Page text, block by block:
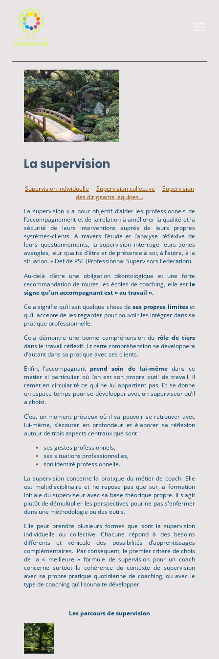
La supervision
Supervision individuelle Supervision collective
Supervision
des dirigeants, équipes...
La supervision « a pour objectif d’aider les professionnels de
l’accompagnement et de la relation à améliorer la qualité et la
sécurité de leurs interventions auprès de leurs propres
systèmes-clients. A travers l’étude et l’analyse réflexive de
leurs questionnements, la supervision interroge leurs zones
aveugles, leur qualité d’être et de présence à soi, à l’autre, à la
situation. » Def de PSF (Professionnal Supervisors Federation).
Au-delà d’être une obligation déontologique et une forte
recommandation de toutes les écoles de coaching, elle est le
signe qu’un accompagnant est« au travail ».
Cela signifie qu’il sait quelque chose deses propres limiteset
qu’il accepte de les regarder pour pouvoir les intégrer dans sa
pratique professionnelle.
Cela démontre une bonne compréhension du rôle de tiers
dans le travail réflexif. Et cette compréhension se développera
d’autant dans sa pratique avec ses clients.
Enfin, l’accompagnant prend soin de lui-mêmedans ce
métier si particulier où l’on est son propre outil de travail. Il
remet en circularité ce qui ne lui appartient pas. Et se donne
un espace-temps pour se développer avec un superviseur qu’il
a choisi.
C’est un moment précieux où il va pouvoir se retrouver avec
lui-même, s’écouter en profondeur et élaborer sa réflexion
autour de trois aspects centraux que sont :
ses gestes professionnels,
ses situations professionnelles,
son identité professionnelle.
La supervision concerne la pratique du métier de coach. Elle
est multidisciplinaire et ne repose pas que sur la formation
initiale du superviseur avec sa base théorique propre. Il s'agit
plutôt de démultiplier les perspectives pour ne pas s'enfermer
dans une méthodologie ou des outils.
Elle peut prendre plusieurs formes que sont la supervision
individuelle ou collective. Chacune répond à des besoins
différents et véhicule des possibilités d’apprentissages
complémentaires. Par conséquent, le premier critère de choix
de la « meilleure » formule de supervision pour un coach
concerne surtout la cohérence du contexte de supervision
avec sa propre pratique quotidienne de coaching, ou avec le
type de coaching qu’il souhaite développer.
Les parcours de supervision